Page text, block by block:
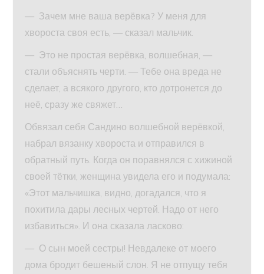
— Зачем мне ваша верёвка? У меня для
хвороста своя есть, — сказал мальчик.
— Это не простая верёвка, волшебная, —
стали объяснять черти. — Тебе она вреда не
сделает, а всякого другого, кто дотронется до
неё, сразу же свяжет…
Обвязал себя Сандино волшебной верёвкой,
набрал вязанку хвороста и отправился в
обратный путь. Когда он поравнялся с хижиной
своей тётки, женщина увидела его и подумала:
«Этот мальчишка, видно, догадался, что я
похитила дары лесных чертей. Надо от него
избавиться». И она сказала ласково:
— О сын моей сестры! Невдалеке от моего
дома бродит бешеный слон. Я не отпущу тебя